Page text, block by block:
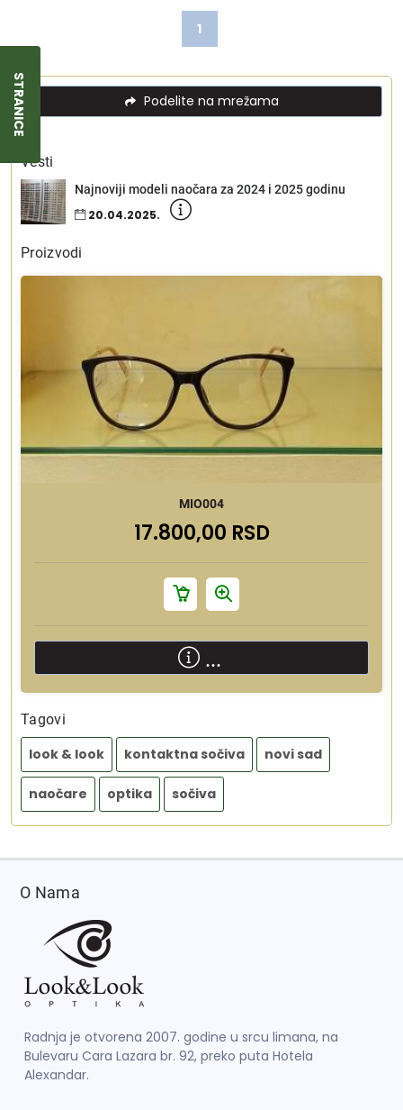
1
Podelite na mrežama
STRANICE
Vesti
Najnoviji modeli naočara za 2024 i 2025 godinu
20.04.2025.
Proizvodi
MIO004
17.800,00 RSD
...
Tagovi
look & look kontaktna sočiva novi sad
naočare optika sočiva
O Nama
Radnja je otvorena 2007. godine u srcu limana, na
Bulevaru Cara Lazara br. 92, preko puta Hotela
Alexandar.